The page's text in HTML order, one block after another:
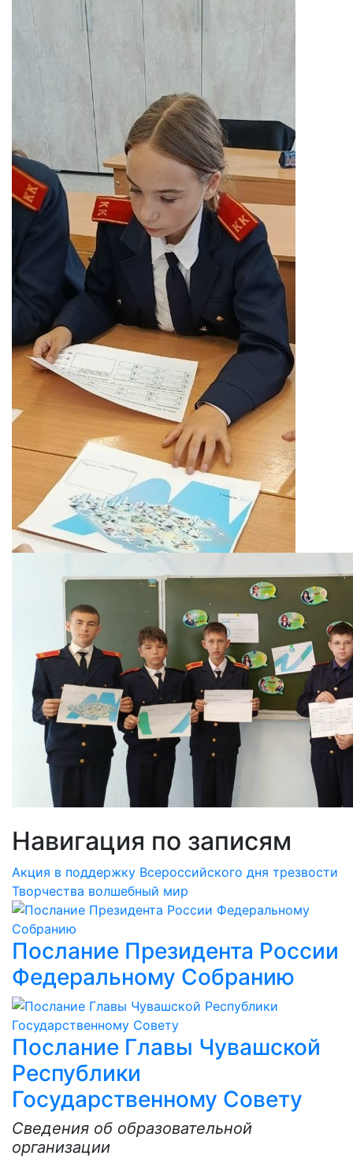
Навигация по записям
Акция в поддержку Всероссийского дня трезвости
Творчества волшебный мир
Послание Президента России
Федеральному Собранию
Послание Главы Чувашской
Республики
Государственному Совету
Сведения об образовательной
организации